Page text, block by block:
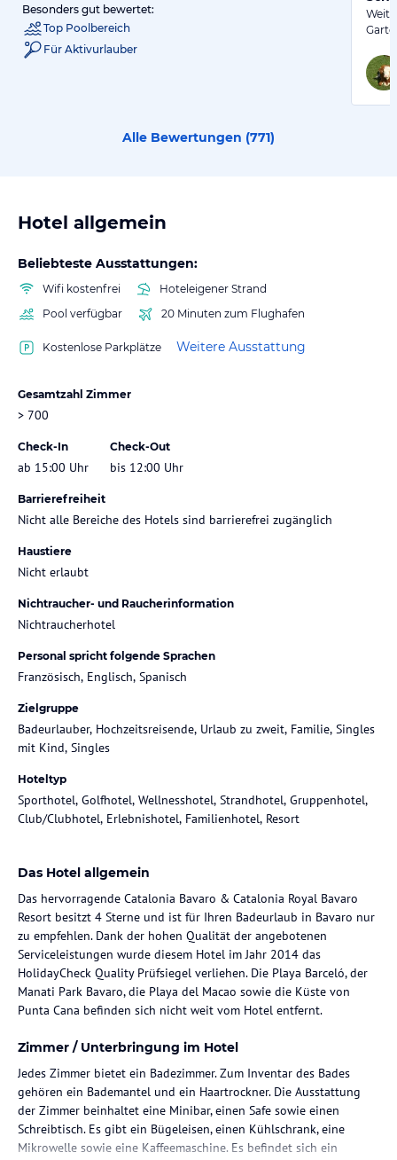
Besonders gut bewertet:
Top Poolbereich
Für Aktivurlauber
Alle Bewertungen (771)
Hotel allgemein
Beliebteste Ausstattungen:
Wifi kostenfrei
Hoteleigener Strand
Pool verfügbar
20 Minuten zum Flughafen
Kostenlose Parkplätze Weitere Ausstattung
Gesamtzahl Zimmer
> 700
Check-In
ab 15:00 Uhr
Check-Out
bis 12:00 Uhr
Barrierefreiheit
Nicht alle Bereiche des Hotels sind barrierefrei zugänglich
Haustiere
Nicht erlaubt
Nichtraucher- und Raucherinformation
Nichtraucherhotel
Personal spricht folgende Sprachen
Französisch, Englisch, Spanisch
Zielgruppe
Badeurlauber, Hochzeitsreisende, Urlaub zu zweit, Familie, Singles
mit Kind, Singles
Hoteltyp
Sporthotel, Golfhotel, Wellnesshotel, Strandhotel, Gruppenhotel,
Club/Clubhotel, Erlebnishotel, Familienhotel, Resort
Das Hotel allgemein
Das hervorragende Catalonia Bavaro & Catalonia Royal Bavaro
Resort besitzt 4 Sterne und ist für Ihren Badeurlaub in Bavaro nur
zu empfehlen. Dank der hohen Qualität der angebotenen
Serviceleistungen wurde diesem Hotel im Jahr 2014 das
HolidayCheck Quality Prüfsiegel verliehen. Die Playa Barceló, der
Manati Park Bavaro, die Playa del Macao sowie die Küste von
Punta Cana befinden sich nicht weit vom Hotel entfernt.
Zimmer / Unterbringung im Hotel
Jedes Zimmer bietet ein Badezimmer. Zum Inventar des Bades
gehören ein Bademantel und ein Haartrockner. Die Ausstattung
der Zimmer beinhaltet eine Minibar, einen Safe sowie einen
Schreibtisch. Es gibt ein Bügeleisen, einen Kühlschrank, eine
Mikrowelle sowie eine Kaffeemaschine. Es befindet sich ein